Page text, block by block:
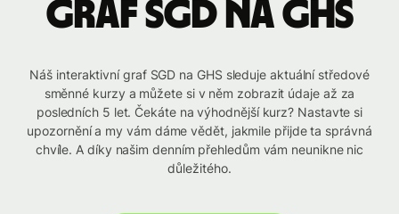
graf SGD na GHS
Náš interaktivní graf SGD na GHS sleduje aktuální středové
směnné kurzy a můžete si v něm zobrazit údaje až za
posledních 5 let. Čekáte na výhodnější kurz? Nastavte si
upozornění a my vám dáme vědět, jakmile přijde ta správná
chvíle. A díky našim denním přehledům vám neunikne nic
důležitého.